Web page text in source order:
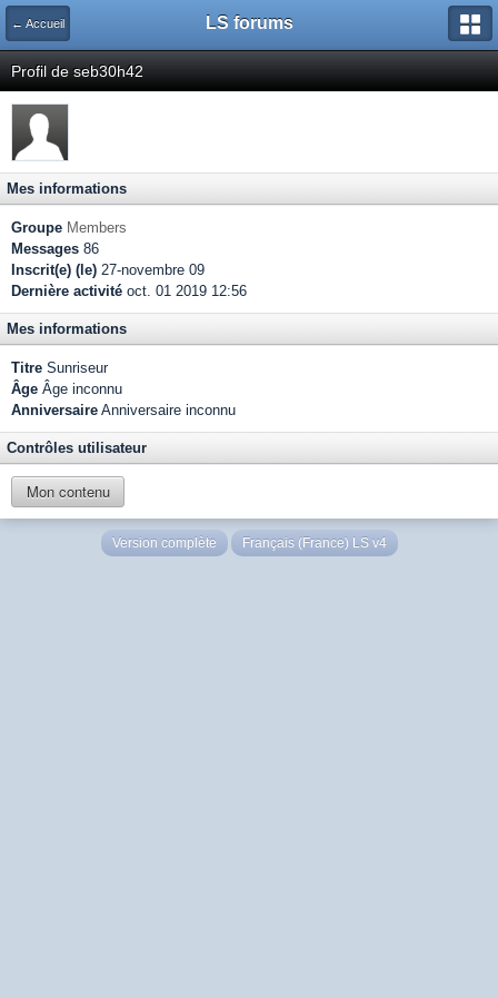
← Accueil LS forums
Profil de seb30h42
Mes informations
Groupe Members
Messages 86
Inscrit(e) (le) 27-novembre 09
Dernière activité oct. 01 2019 12:56
Mes informations
Titre Sunriseur
Âge Âge inconnu
Anniversaire Anniversaire inconnu
Contrôles utilisateur
Mon contenu
Version complète Français (France) LS v4